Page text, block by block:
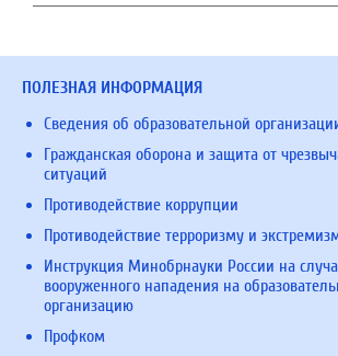
ПОЛЕЗНАЯ ИНФОРМАЦИЯ
Сведения об образовательной
Гражданская оборона и защита от
ситуаций
Противодействие коррупции
Противодействие терроризму и
Инструкция Минобрнауки России на
вооруженного нападения на
организацию
Профком